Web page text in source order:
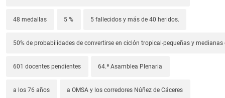
48 medallas 5 % 5 fallecidos y más de 40 heridos.
50% de probabilidades de convertirse en ciclón tropical-pequeñas y
601 docentes pendientes 64.ª Asamblea Plenaria
a los 76 años a OMSA y los corredores Núñez de Cáceres